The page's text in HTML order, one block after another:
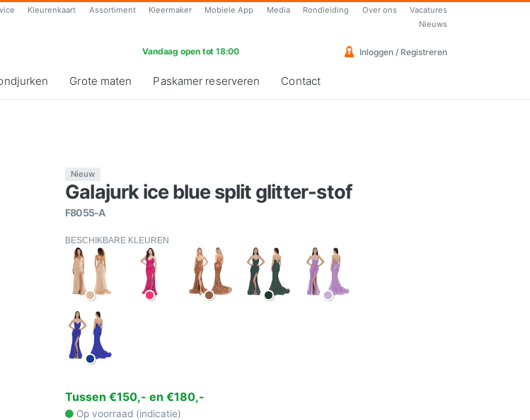
Kleurenkaart Assortiment Kleermaker Mobiele App Media Rondleiding Over ons
Vacatures
Nieuws
Vandaag open tot 18:00 Inloggen / Registreren
Grote maten Paskamer reserveren Contact
Nieuw
Galajurk ice blue split glitter-stof
F8055-A
BESCHIKBARE KLEUREN
Tussen €150,- en €180,-
Op voorraad (indicatie)